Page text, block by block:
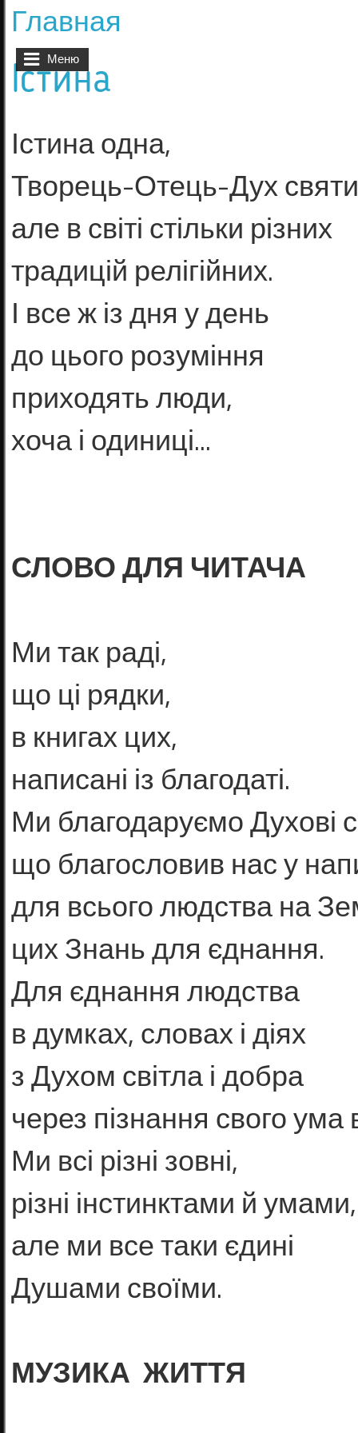
Меню
Вы здесь
Главная
Істина
Істина одна,
Творець-Отець-Дух
але в світі стільки різних
традицій релігійних.
І все ж із дня у день
до цього розуміння
приходять люди,
хоча і одиниці...
СЛОВО ДЛЯ ЧИТАЧА
Ми так раді,
що ці рядки,
в книгах цих,
написані із благодаті.
Ми благодаруємо Духові
що благословив нас у
для всього людства на
цих Знань для єднання.
Для єднання людства
в думках, словах і діях
з Духом світла і добра
через пізнання свого ума
Ми всі різні зовні,
різні інстинктами й умами,
але ми все таки єдині
Душами своїми.
МУЗИКА ЖИТТЯ